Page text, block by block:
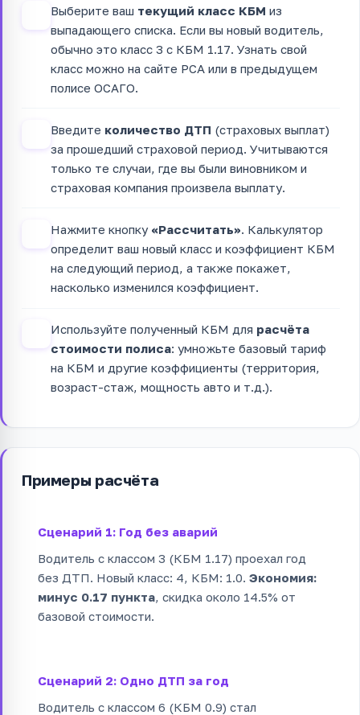
Выберите ваш текущий класс КБМ из
выпадающего списка. Если вы новый водитель,
обычно это класс 3 с КБМ 1.17. Узнать свой
класс можно на сайте РСА или в предыдущем
полисе ОСАГО.
Введите количество ДТП (страховых выплат)
за прошедший страховой период. Учитываются
только те случаи, где вы были виновником и
страховая компания произвела выплату.
Нажмите кнопку «Рассчитать». Калькулятор
определит ваш новый класс и коэффициент КБМ
на следующий период, а также покажет,
насколько изменился коэффициент.
Используйте полученный КБМ для расчёта
стоимости полиса: умножьте базовый тариф
на КБМ и другие коэффициенты (территория,
возраст-стаж, мощность авто и т.д.).
Примеры расчёта
Сценарий 1: Год без аварий
Водитель с классом 3 (КБМ 1.17) проехал год
без ДТП. Новый класс: 4, КБМ: 1.0. Экономия:
минус 0.17 пункта, скидка около 14.5% от
базовой стоимости.
Сценарий 2: Одно ДТП за год
Водитель с классом 6 (КБМ 0.9) стал